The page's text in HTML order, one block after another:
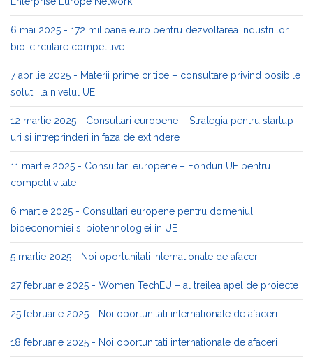
6 mai 2025 - 172 milioane euro pentru dezvoltarea industriilor
bio-circulare competitive
7 aprilie 2025 - Materii prime critice – consultare privind posibile
solutii la nivelul UE
12 martie 2025 - Consultari europene – Strategia pentru startup-
uri si intreprinderi in faza de extindere
11 martie 2025 - Consultari europene – Fonduri UE pentru
competitivitate
6 martie 2025 - Consultari europene pentru domeniul
bioeconomiei si biotehnologiei in UE
5 martie 2025 - Noi oportunitati internationale de afaceri
27 februarie 2025 - Women TechEU – al treilea apel de proiecte
25 februarie 2025 - Noi oportunitati internationale de afaceri
18 februarie 2025 - Noi oportunitati internationale de afaceri